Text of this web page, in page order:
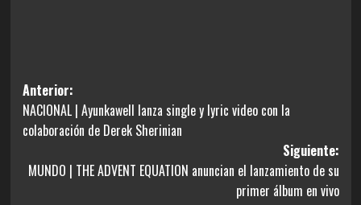
Navegación
de
entradas
Anterior:
NACIONAL | Ayunkawell lanza single y lyric video con la
colaboración de Derek Sherinian
Siguiente:
MUNDO | THE ADVENT EQUATION anuncian el lanzamiento de su
primer álbum en vivo